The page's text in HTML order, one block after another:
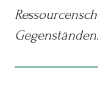
Gegenständen.